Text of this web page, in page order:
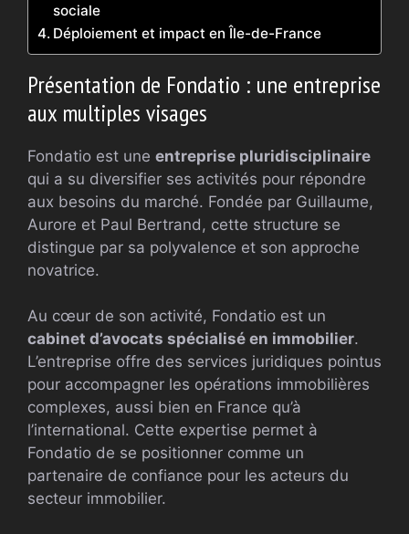
sociale
Déploiement et impact en Île-de-France
Présentation de Fondatio : une entreprise
aux multiples visages
Fondatio est une entreprise pluridisciplinaire
qui a su diversifier ses activités pour répondre
aux besoins du marché. Fondée par Guillaume,
Aurore et Paul Bertrand, cette structure se
distingue par sa polyvalence et son approche
novatrice.
Au cœur de son activité, Fondatio est un
cabinet d’avocats spécialisé en immobilier.
L’entreprise offre des services juridiques pointus
pour accompagner les opérations immobilières
complexes, aussi bien en France qu’à
l’international. Cette expertise permet à
Fondatio de se positionner comme un
partenaire de confiance pour les acteurs du
secteur immobilier.